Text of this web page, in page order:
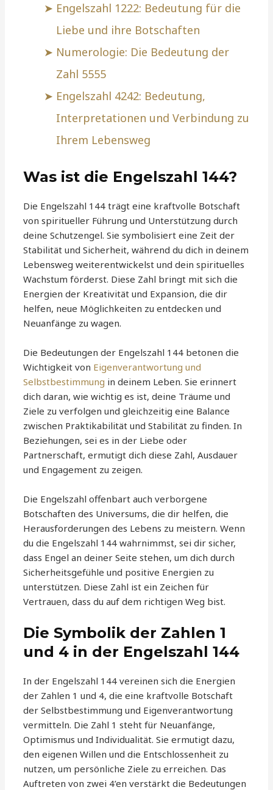
Engelszahl 1222: Bedeutung für die
Liebe und ihre Botschaften
Numerologie: Die Bedeutung der
Zahl 5555
Engelszahl 4242: Bedeutung,
Interpretationen und Verbindung zu
Ihrem Lebensweg
Was ist die Engelszahl 144?
Die Engelszahl 144 trägt eine kraftvolle Botschaft
von spiritueller Führung und Unterstützung durch
deine Schutzengel. Sie symbolisiert eine Zeit der
Stabilität und Sicherheit, während du dich in deinem
Lebensweg weiterentwickelst und dein spirituelles
Wachstum förderst. Diese Zahl bringt mit sich die
Energien der Kreativität und Expansion, die dir
helfen, neue Möglichkeiten zu entdecken und
Neuanfänge zu wagen.
Die Bedeutungen der Engelszahl 144 betonen die
Wichtigkeit von Eigenverantwortung und
Selbstbestimmung in deinem Leben. Sie erinnert
dich daran, wie wichtig es ist, deine Träume und
Ziele zu verfolgen und gleichzeitig eine Balance
zwischen Praktikabilität und Stabilität zu finden. In
Beziehungen, sei es in der Liebe oder
Partnerschaft, ermutigt dich diese Zahl, Ausdauer
und Engagement zu zeigen.
Die Engelszahl offenbart auch verborgene
Botschaften des Universums, die dir helfen, die
Herausforderungen des Lebens zu meistern. Wenn
du die Engelszahl 144 wahrnimmst, sei dir sicher,
dass Engel an deiner Seite stehen, um dich durch
Sicherheitsgefühle und positive Energien zu
unterstützen. Diese Zahl ist ein Zeichen für
Vertrauen, dass du auf dem richtigen Weg bist.
Die Symbolik der Zahlen 1
und 4 in der Engelszahl 144
In der Engelszahl 144 vereinen sich die Energien
der Zahlen 1 und 4, die eine kraftvolle Botschaft
der Selbstbestimmung und Eigenverantwortung
vermitteln. Die Zahl 1 steht für Neuanfänge,
Optimismus und Individualität. Sie ermutigt dazu,
den eigenen Willen und die Entschlossenheit zu
nutzen, um persönliche Ziele zu erreichen. Das
Auftreten von zwei 4’en verstärkt die Bedeutungen